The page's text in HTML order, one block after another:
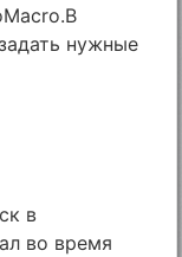
нужные
в
во время